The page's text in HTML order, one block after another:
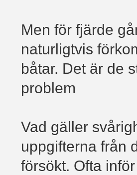
Men för fjärde
naturligtvis
båtar. Det är de
problem
Vad gäller
uppgifterna från
försökt. Ofta